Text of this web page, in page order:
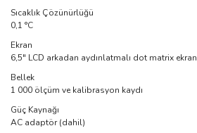
Sıcaklık Çözünürlüğü
0,1 °C
Ekran
6,5" LCD arkadan aydınlatmalı dot matrix ekran
Bellek
1 000 ölçüm ve kalibrasyon kaydı
Güç Kaynağı
AC adaptör (dahil)